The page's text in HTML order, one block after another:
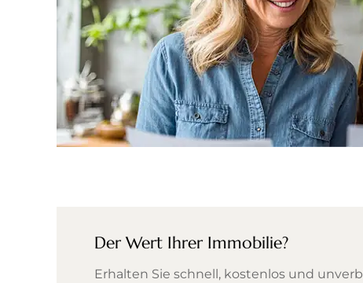
Der Wert Ihrer Immobilie?
Erhalten Sie schnell, kostenlos und